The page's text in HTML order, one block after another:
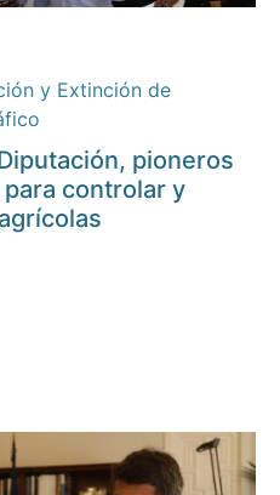
y Extinción de
pioneros
controlar y